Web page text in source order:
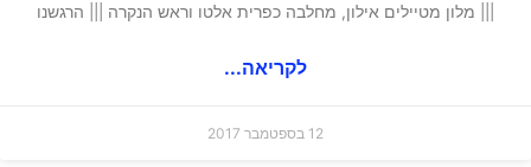
||| מלון מטיילים אילון, מחלבה כפרית אלטו וראש הנקרה ||| הרגשנו
לקריאה...
12 בספטמבר 2017